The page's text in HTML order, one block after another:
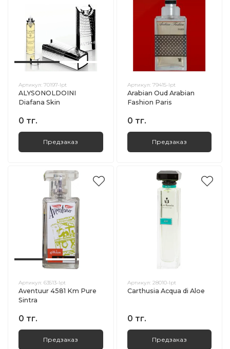
Артикул: 70197-lpt
ALYSONOLDOINI
Diafana Skin
0 тг.
Предзаказ
Артикул: 79415-lpt
Arabian Oud Arabian
Fashion Paris
0 тг.
Предзаказ
Артикул: 63513-lpt
Aventuur 4581 Km Pure
Sintra
0 тг.
Предзаказ
Артикул: 28010-lpt
Carthusia Acqua di Aloe
0 тг.
Предзаказ